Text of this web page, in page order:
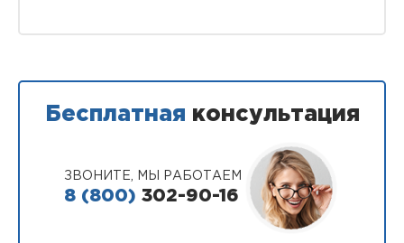
Бесплатная консультация
ЗВОНИТЕ, МЫ РАБОТАЕМ
8 (800) 302-90-16